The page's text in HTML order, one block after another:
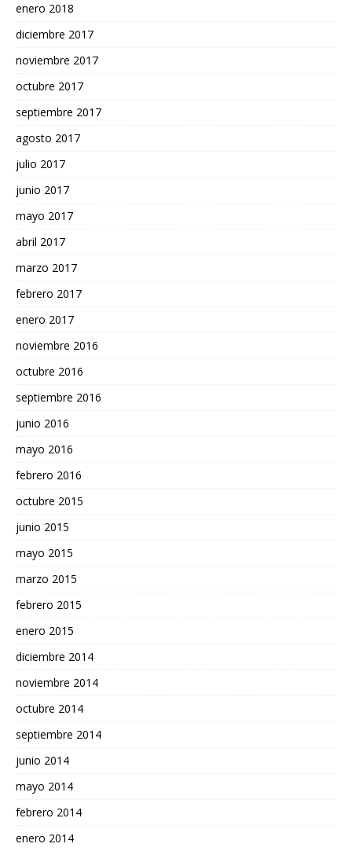
enero 2018
diciembre 2017
noviembre 2017
octubre 2017
septiembre 2017
agosto 2017
julio 2017
junio 2017
mayo 2017
abril 2017
marzo 2017
febrero 2017
enero 2017
noviembre 2016
octubre 2016
septiembre 2016
junio 2016
mayo 2016
febrero 2016
octubre 2015
junio 2015
mayo 2015
marzo 2015
febrero 2015
enero 2015
diciembre 2014
noviembre 2014
octubre 2014
septiembre 2014
junio 2014
mayo 2014
febrero 2014
enero 2014